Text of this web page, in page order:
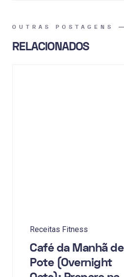
OUTRAS POSTAGENS
RELACIONADOS
Receitas Fitness
Café da Manhã de
Pote (Overnight